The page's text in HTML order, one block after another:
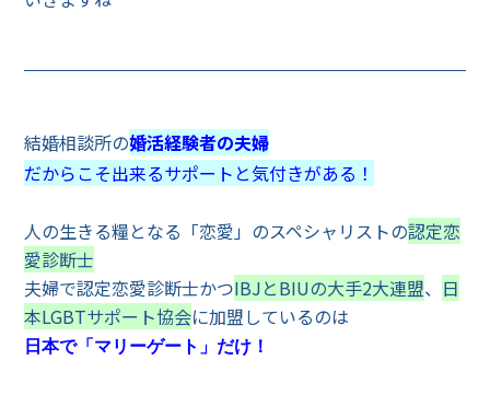
結婚相談所の婚活経験者の夫婦
だからこそ出来るサポートと気付きがある！
人の生きる糧となる「恋愛」のスペシャリストの認定恋
愛診断士
夫婦で認定恋愛診断士かつIBJとBIUの大手2大連盟、 日
本LGBTサポート協会に加盟しているのは
日本で「マリーゲート」だけ！